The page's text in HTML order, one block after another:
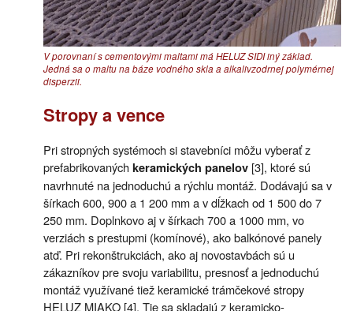
V porovnaní s cementovými maltami má HELUZ SIDI iný základ.
Jedná sa o maltu na báze vodného skla a alkalivzodrnej polymérnej
disperzii.
Stropy a vence
Pri stropných systémoch si stavebníci môžu vyberať z
prefabrikovanýchkeramických panelov [3], ktoré sú
navrhnuté na jednoduchú a rýchlu montáž. Dodávajú sa v
šírkach 600, 900 a 1 200 mm a v dĺžkach od 1 500 do 7
250 mm. Doplnkovo aj v šírkach 700 a 1000 mm, vo
verziách s prestupmi (komínové), ako balkónové panely
atď. Pri rekonštrukciách, ako aj novostavbách sú u
zákazníkov pre svoju variabilitu, presnosť a jednoduchú
montáž využívané tiež keramické trámčekové stropy
HELUZ MIAKO [4]. Tie sa skladajú z keramicko-